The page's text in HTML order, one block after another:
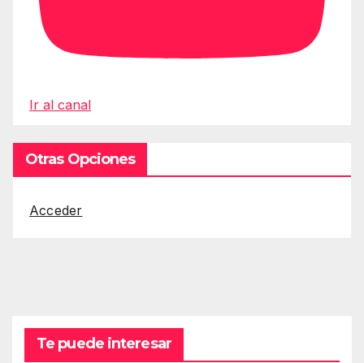
Ir al canal
Otras Opciones
Acceder
Te puede interesar